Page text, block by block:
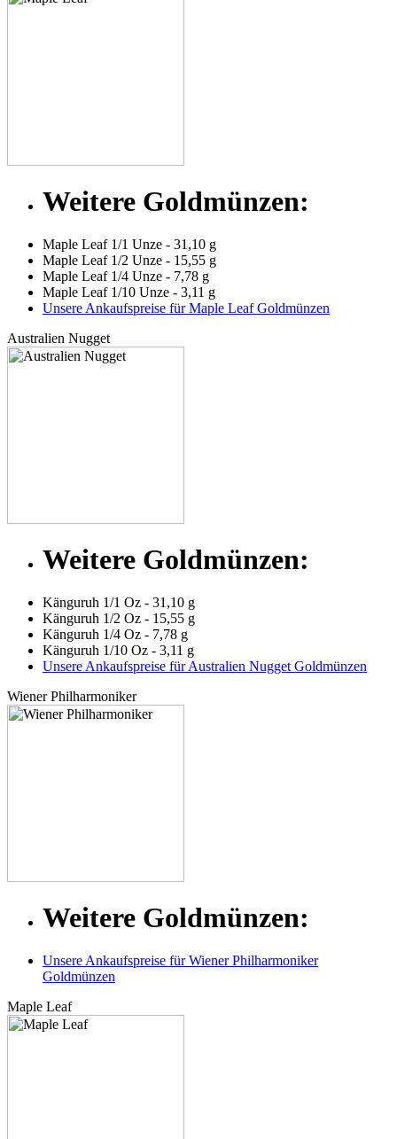
Weitere Goldmünzen:
Maple Leaf 1/1 Unze - 31,10 g
Maple Leaf 1/2 Unze - 15,55 g
Maple Leaf 1/4 Unze - 7,78 g
Maple Leaf 1/10 Unze - 3,11 g
Unsere Ankaufspreise für Maple Leaf Goldmünzen
Australien Nugget
Weitere Goldmünzen:
Känguruh 1/1 Oz - 31,10 g
Känguruh 1/2 Oz - 15,55 g
Känguruh 1/4 Oz - 7,78 g
Känguruh 1/10 Oz - 3,11 g
Unsere Ankaufspreise für Australien Nugget Goldmünzen
Wiener Philharmoniker
Weitere Goldmünzen:
Unsere Ankaufspreise für Wiener Philharmoniker
Goldmünzen
Maple Leaf